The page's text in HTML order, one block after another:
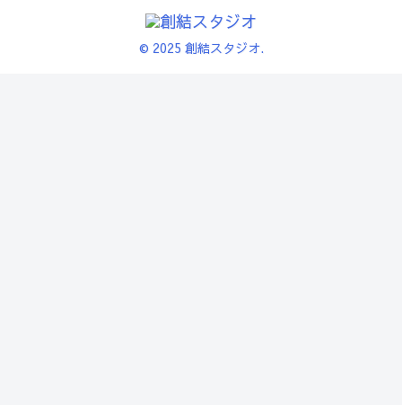
© 2025 創結スタジオ.